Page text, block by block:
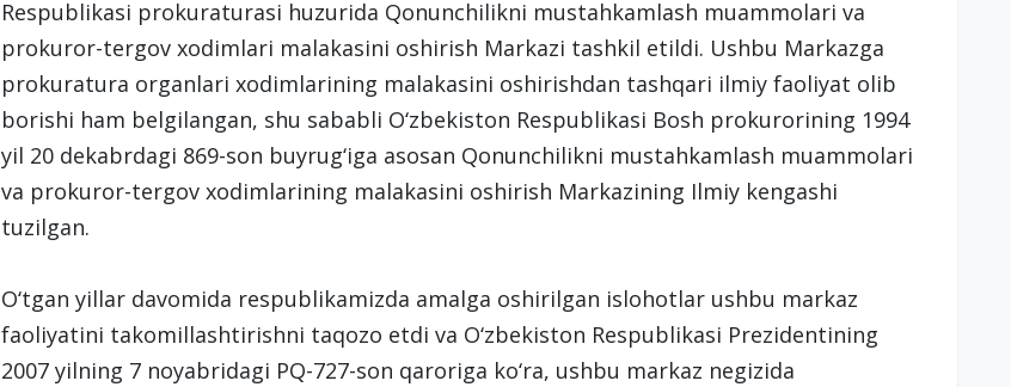
Respublikasi prokuraturasi huzurida Qonunchilikni mustahkamlash muammolari va
prokuror-tergov xodimlari malakasini oshirish Markazi tashkil etildi. Ushbu Markazga
prokuratura organlari xodimlarining malakasini oshirishdan tashqari ilmiy faoliyat olib
borishi ham belgilangan, shu sababli O‘zbekiston Respublikasi Bosh prokurorining 1994
yil 20 dekabrdagi 869-son buyrug‘iga asosan Qonunchilikni mustahkamlash muammolari
va prokuror-tergov xodimlarining malakasini oshirish Markazining Ilmiy kengashi
tuzilgan.
O‘tgan yillar davomida respublikamizda amalga oshirilgan islohotlar ushbu markaz
faoliyatini takomillashtirishni taqozo etdi va O‘zbekiston Respublikasi Prezidentining
2007 yilning 7 noyabridagi PQ-727-son qaroriga ko‘ra, ushbu markaz negizida